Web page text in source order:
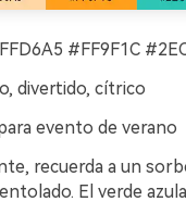
#FF9F1C
divertido, cítrico
evento de verano
recuerda a un
El verde